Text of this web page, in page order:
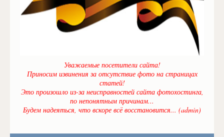
Уважаемые посетители сайта!
Приносим извинения за отсутствие фото на страницах
статей!
Это произошло из-за неисправностей сайта фотохостинга,
по непонятным причинам...
Будем надеяться, что вскоре всё восстановится... (admin)